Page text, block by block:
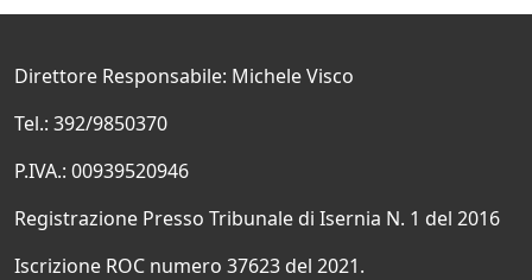
Direttore Responsabile: Michele Visco
Tel.: 392/9850370
P.IVA.: 00939520946
Registrazione Presso Tribunale di Isernia N. 1 del 2016
Iscrizione ROC numero 37623 del 2021.